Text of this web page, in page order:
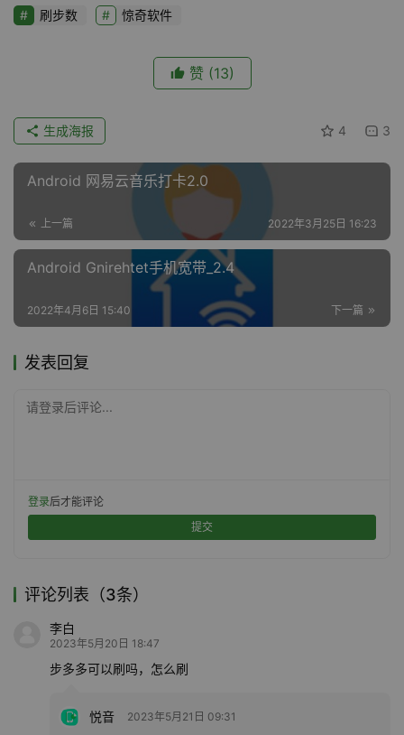
刷步数 惊奇软件
赞 (13)
4 3
生成海报
Android 网易云音乐打卡2.0
上一篇 2022年3月25日 16:23
Android Gnirehtet手机宽带_2.4
下一篇
2022年4月6日 15:40
发表回复
请登录后评论...
登录后才能评论
提交
评论列表（3条）
李白
2023年5月20日 18:47
步多多可以刷吗，怎么刷
悦音 2023年5月21日 09:31